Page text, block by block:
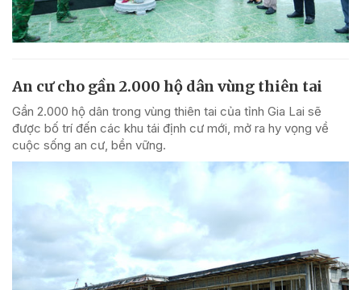
An cư cho gần 2.000 hộ dân vùng thiên tai
Gần 2.000 hộ dân trong vùng thiên tai của tỉnh Gia Lai sẽ
được bố trí đến các khu tái định cư mới, mở ra hy vọng về
cuộc sống an cư, bền vững.